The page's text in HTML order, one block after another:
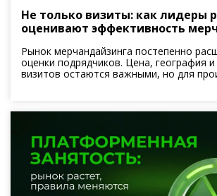
Не только визиты: как лидеры
оценивают эффективность
Рынок мерчандайзинга постепенно
оценки подрядчиков. Цена, география
визитов остаются важными, но для